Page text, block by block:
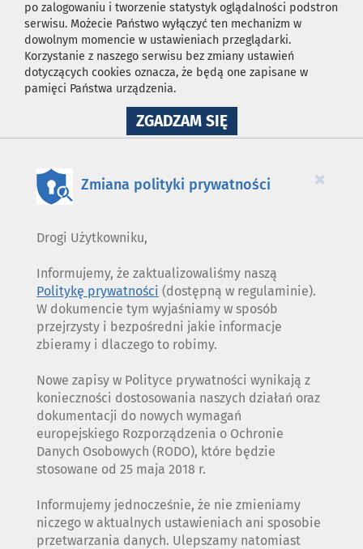
po zalogowaniu i tworzenie statystyk oglądalności podstron
serwisu. Możecie Państwo wyłączyć ten mechanizm w
dowolnym momencie w ustawieniach przeglądarki.
Korzystanie z naszego serwisu bez zmiany ustawień
dotyczących cookies oznacza, że będą one zapisane w
pamięci Państwa urządzenia.
ZGADZAM SIĘNA
WYKORZYSTANIE
×
Zmiana polityki prywatności
Drogi Użytkowniku,
Informujemy, że zaktualizowaliśmy naszą
Politykę prywatności (dostępną w regulaminie).
W dokumencie tym wyjaśniamy w sposób
przejrzysty i bezpośredni jakie informacje
zbieramy i dlaczego to robimy.
Nowe zapisy w Polityce prywatności wynikają z
konieczności dostosowania naszych działań oraz
dokumentacji do nowych wymagań
europejskiego Rozporządzenia o Ochronie
Danych Osobowych (RODO), które będzie
stosowane od 25 maja 2018 r.
Informujemy jednocześnie, że nie zmieniamy
niczego w aktualnych ustawieniach ani sposobie
przetwarzania danych. Ulepszamy natomiast